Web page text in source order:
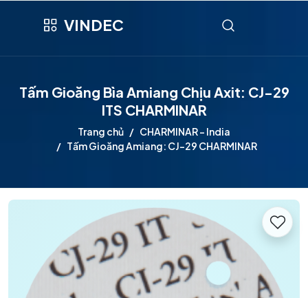
VINDEC
Tấm Gioăng Bìa Amiang Chịu Axit: CJ-29
ITS CHARMINAR
Trang chủ
CHARMINAR - India
Tấm Gioăng Amiang: CJ-29 CHARMINAR